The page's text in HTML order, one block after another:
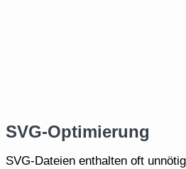
SVG-Optimierung
SVG-Dateien enthalten oft